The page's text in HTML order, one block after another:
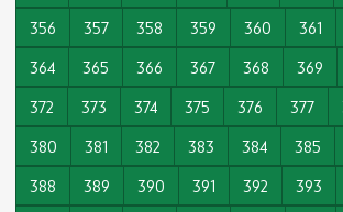
356
357 358 359 360 361
364
365 366 367 368 369
372
373 374 375 376 377
380
381 382 383 384 385
388
389 390 391 392 393